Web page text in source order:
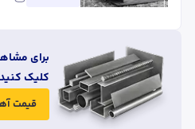
برای
کلیک
قیمت